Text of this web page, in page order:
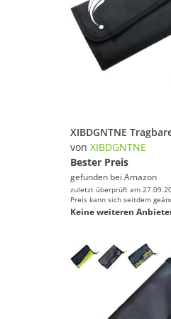
von XIBDGNTNE
Bester Preis
gefunden bei Amazon
zuletzt überprüft am
Preis kann sich seitdem
Keine weiteren